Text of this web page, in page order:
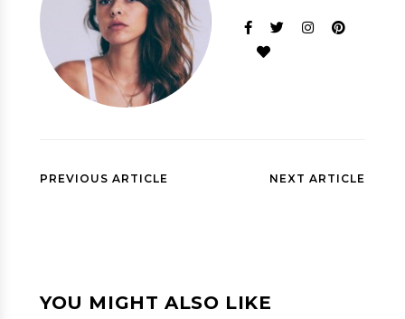
PREVIOUS ARTICLE NEXT ARTICLE
YOU MIGHT ALSO LIKE